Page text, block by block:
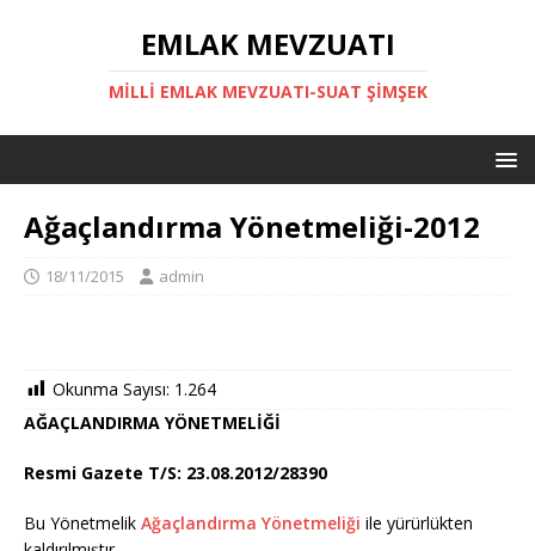
EMLAK MEVZUATI
MILLI EMLAK MEVZUATI-SUAT ŞİMŞEK
Ağaçlandırma Yönetmeliği-2012
18/11/2015 admin
Okunma Sayısı: 1.264
AĞAÇLANDIRMA YÖNETMELİĞİ
Resmi Gazete T/S: 23.08.2012/28390
Bu Yönetmelik Ağaçlandırma Yönetmeliği ile yürürlükten